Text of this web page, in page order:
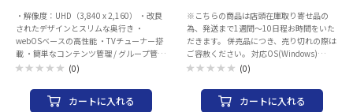
・解像度：UHD（3,840 x 2,160） ・改良
されたデザインとスリムな奥行き ・
webOSベースの高性能 ・TVチューナー搭
載 ・簡単なコンテンツ管理 / グループ管理
・SuperSign Control+（無料版）/ CMS対
(0)
カートに入れる
※こちらの商品は店頭在庫取り寄せ品の
為、発送まで1週間～10日程お時間をいた
だきます。 併売品につき、売り切れの際は
ご容赦ください。 対応OS(Windows)
Windows 11/10 対応OS(macOS) macOS
Monterey 12 対応ゲーム機 PlayStation(R)
5 ※PlayStation(R) 5のソフトデータは
(0)
カートに入れる